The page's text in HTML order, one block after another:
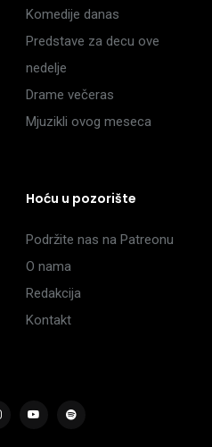
Komedije danas
Predstave za decu ove
nedelje
Drame večeras
Mjuzikli ovog meseca
Hoću u pozorište
Podržite nas na Patreonu
O nama
Redakcija
Kontakt